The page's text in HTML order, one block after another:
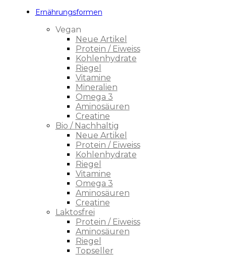
Ernährungsformen
Vegan
Neue Artikel
Protein / Eiweiss
Kohlenhydrate
Riegel
Vitamine
Mineralien
Omega 3
Aminosäuren
Creatine
Bio / Nachhaltig
Neue Artikel
Protein / Eiweiss
Kohlenhydrate
Riegel
Vitamine
Omega 3
Aminosäuren
Creatine
Laktosfrei
Protein / Eiweiss
Aminosäuren
Riegel
Topseller